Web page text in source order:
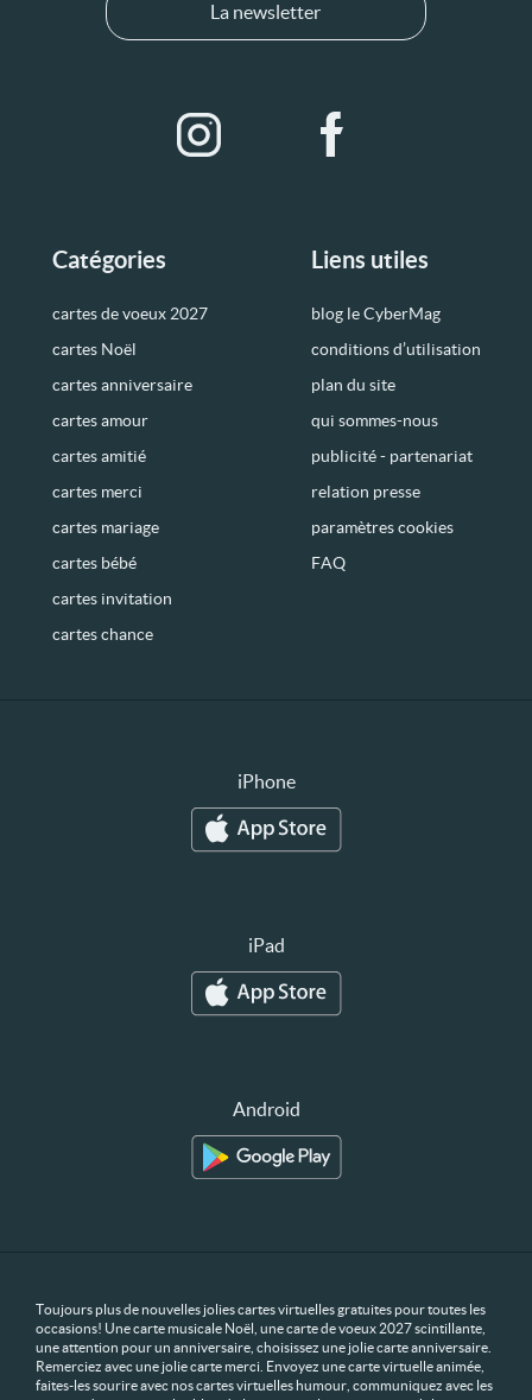
Catégories
cartes de voeux 2027
cartes Noël
cartes anniversaire
cartes amour
cartes amitié
cartes merci
cartes mariage
cartes bébé
cartes invitation
cartes chance
Liens utiles
blog le CyberMag
conditions d’utilisation
plan du site
qui sommes-nous
publicité - partenariat
relation presse
paramètres cookies
FAQ
La newsletter
iPhone
iPad
Android
Toujours plus de nouvelles jolies cartes virtuelles gratuites pour toutes les
occasions! Une carte musicale Noël, une carte de voeux 2027 scintillante,
une attention pour un anniversaire, choisissez une jolie carte anniversaire.
Remerciez avec une jolie carte merci. Envoyez une carte virtuelle animée,
faites-les sourire avec nos cartes virtuelles humour, communiquez avec les